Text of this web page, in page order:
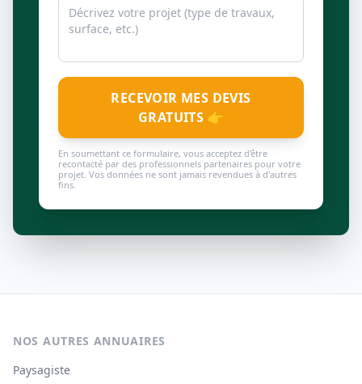
RECEVOIR MES DEVIS
GRATUITS 👉
En soumettant ce formulaire, vous acceptez d'être
recontacté par des professionnels partenaires pour votre
projet. Vos données ne sont jamais revendues à d'autres
fins.
NOS AUTRES ANNUAIRES
Paysagiste